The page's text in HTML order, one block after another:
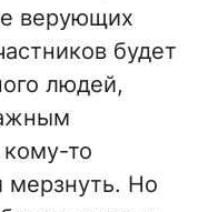
верующих
будет
людей,
то
мерзнуть. Но